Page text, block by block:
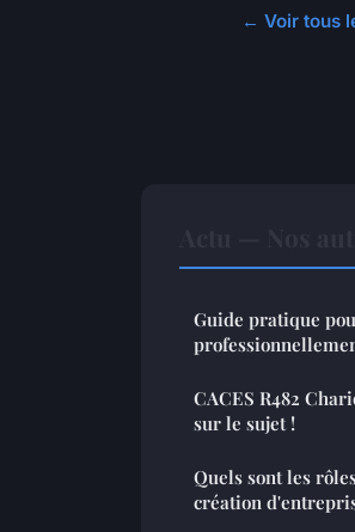
← Voir tous
Guide pratique
CACES R482
sur le sujet !
Quels sont les
création